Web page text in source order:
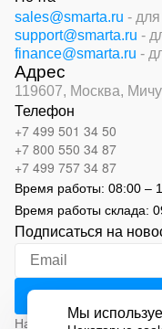
sales@smarta.ru -
support@smarta.ru -
finance@smarta.ru -
Адрес
119607, Москва,
Телефон
+7 499 501 34 50
+7 800 550 34 87
+7 499 757 34 87
Время работы: 08:00 –
Время работы склада:
Подписаться на
Нажимая на кнопку
Мы